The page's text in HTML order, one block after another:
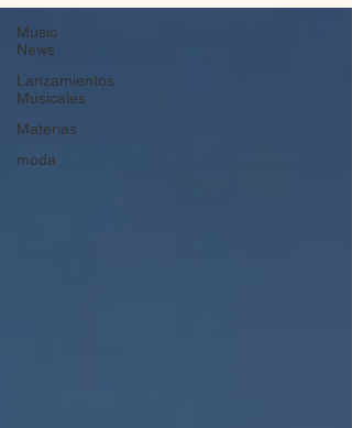
Music
News
Lanzamientos
Musicales
Materias
moda